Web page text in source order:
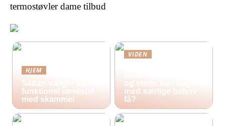
termostøvler dame tilbud
HJEM
Sådan vælger du en
funktionel lænestol
med skammel
VIDEN
og støtte kan unge
med særlige behov
få?